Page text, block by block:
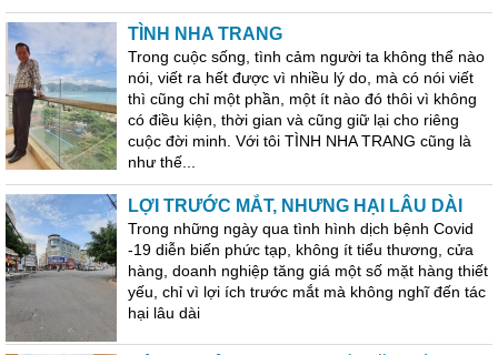
TÌNH NHA TRANG
Trong cuộc sống, tình cảm người ta không thể nào
nói, viết ra hết được vì nhiều lý do, mà có nói viết
thì cũng chỉ một phần, một ít nào đó thôi vì không
có điều kiện, thời gian và cũng giữ lại cho riêng
cuộc đời minh. Với tôi TÌNH NHA TRANG cũng là
như thế...
LỢI TRƯỚC MẮT, NHƯNG HẠI LÂU DÀI
Trong những ngày qua tình hình dịch bệnh Covid
-19 diễn biến phức tạp, không ít tiểu thương, cửa
hàng, doanh nghiệp tăng giá một số mặt hàng thiết
yếu, chỉ vì lợi ích trước mắt mà không nghĩ đến tác
hại lâu dài